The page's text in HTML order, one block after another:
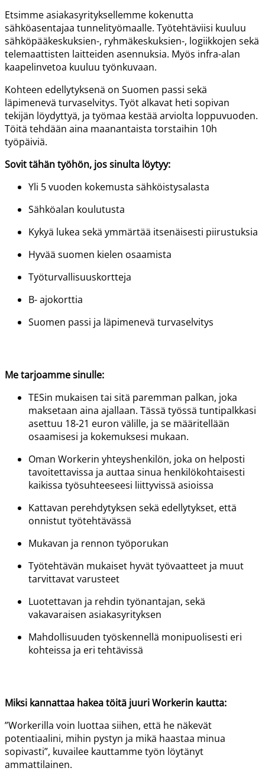
Etsimme asiakasyrityksellemme kokenutta
sähköasentajaa tunnelityömaalle. Työtehtäviisi kuuluu
sähköpääkeskuksien-, ryhmäkeskuksien-, logiikkojen sekä
telemaattisten laitteiden asennuksia. Myös infra-alan
kaapelinvetoa kuuluu työnkuvaan.
Kohteen edellytyksenä on Suomen passi sekä
läpimenevä turvaselvitys. Työt alkavat heti sopivan
tekijän löydyttyä, ja työmaa kestää arviolta loppuvuoden.
Töitä tehdään aina maanantaista torstaihin 10h
työpäiviä.
Sovit tähän työhön, jos sinulta löytyy:
Yli 5 vuoden kokemusta sähköistysalasta
Sähköalan koulutusta
Kykyä lukea sekä ymmärtää itsenäisesti piirustuksia
Hyvää suomen kielen osaamista
Työturvallisuuskortteja
B- ajokorttia
Suomen passi ja läpimenevä turvaselvitys
Me tarjoamme sinulle:
TESin mukaisen tai sitä paremman palkan, joka
maksetaan aina ajallaan. Tässä työssä tuntipalkkasi
asettuu 18-21 euron välille, ja se määritellään
osaamisesi ja kokemuksesi mukaan.
Oman Workerin yhteyshenkilön, joka on helposti
tavoitettavissa ja auttaa sinua henkilökohtaisesti
kaikissa työsuhteeseesi liittyvissä asioissa
Kattavan perehdytyksen sekä edellytykset, että
onnistut työtehtävässä
Mukavan ja rennon työporukan
Työtehtävän mukaiset hyvät työvaatteet ja muut
tarvittavat varusteet
Luotettavan ja rehdin työnantajan, sekä
vakavaraisen asiakasyrityksen
Mahdollisuuden työskennellä monipuolisesti eri
kohteissa ja eri tehtävissä
Miksi kannattaa hakea töitä juuriWorkerin kautta:
”Workerilla voin luottaa siihen, että he näkevät
potentiaalini, mihin pystyn ja mikä haastaa minua
sopivasti”, kuvailee kauttamme työn löytänyt
ammattilainen.